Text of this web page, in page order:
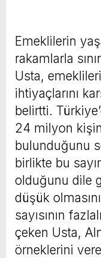
Emeklilerin
rakamlarla
Usta,
ihtiyaçlarını
belirtti.
24 milyon
bulunduğunu
birlikte bu
olduğunu dile
düşük
sayısının
çeken Usta,
örneklerini